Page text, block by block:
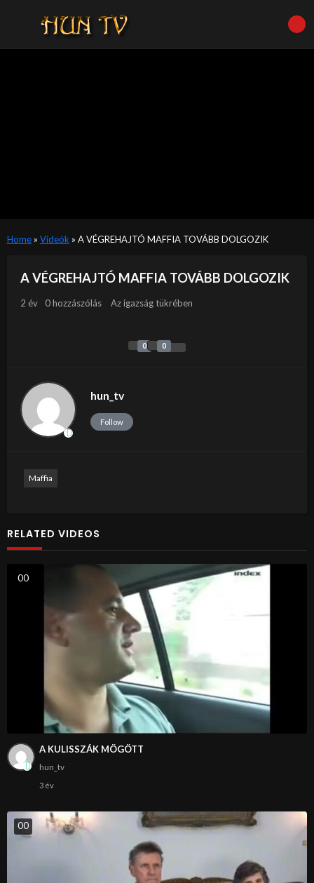
Home» Videók » A VÉGREHAJTÓ MAFFIA TOVÁBB DOLGOZIK
A VÉGREHAJTÓ MAFFIA TOVÁBB DOLGOZIK
2 év 0 hozzászólás Az igazság tükrében
0 0
hun_tv
Follow
Maffia
RELATED VIDEOS
00
A KULISSZÁK MÖGÖTT
hun_tv
3 év
00